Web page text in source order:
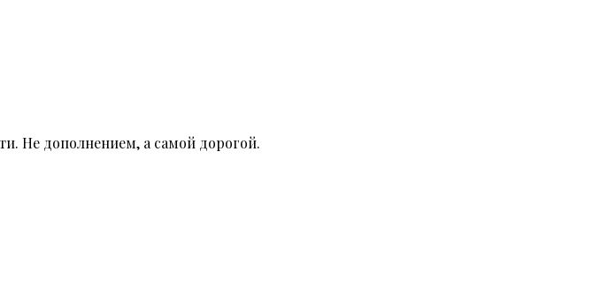
Не дополнением, а самой дорогой.